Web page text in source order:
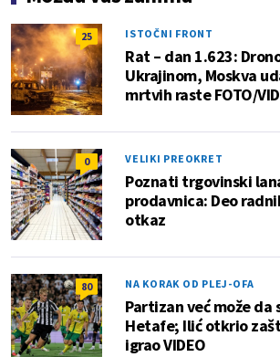
25 ISTOČNI FRONT
Rat – dan 1.623:
Ukrajinom, Moskva
mrtvih raste FOTO/
0 VELIKI PREOKRET
Poznati trgovinski
prodavnica: Deo
otkaz
80 NA KORAK OD PLEJ-OFA
Partizan već može da
Hetafe; Ilić otkrio
igrao VIDEO